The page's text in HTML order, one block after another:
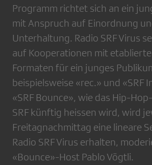
Programm richtet sich an ein
mit Anspruch auf Einordnung
Unterhaltung. Radio SRF Virus
auf Kooperationen mit
Formaten für ein junges
beispielsweise «rec.» und «SRF
«SRF Bounce», wie das Hip-
SRF künftig heissen wird, wird
Freitagnachmittag eine lineare
Radio SRF Virus erhalten,
«Bounce»-Host Pablo Vögtli.